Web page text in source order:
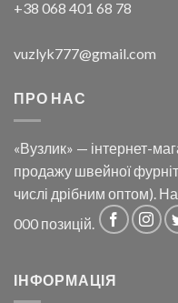
+38 068 401 68 78
vuzlyk777@gmail.com
ПРО НАС
«Вузлик» — інтернет-
продажу швейної
числі дрібним оптом).
000 позицій.
ІНФОРМАЦІЯ